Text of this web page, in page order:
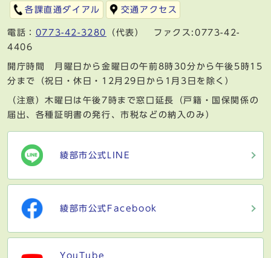
各課直通ダイアル
交通アクセス
電話： 0773-42-3280
（代表） ファクス:0773-42-
4406
開庁時間 月曜日から金曜日の午前8時30分から午後5時15
分まで（祝日・休日・12月29日から1月3日を除く）
（注意）木曜日は午後7時まで窓口延長（戸籍・国保関係の
届出、各種証明書の発行、市税などの納入のみ）
綾部市公式LINE
綾部市公式Facebook
YouTube